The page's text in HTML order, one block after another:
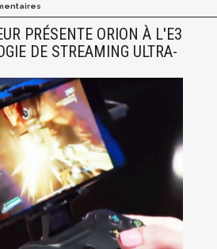
PRÉSENTE ORION À L'E3
DE STREAMING ULTRA-